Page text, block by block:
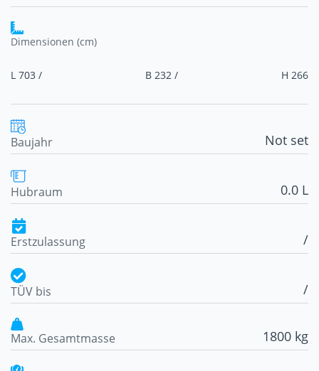
Dimensionen (cm)
L 703 / B 232 / H 266
Baujahr Not set
Hubraum 0.0 L
Erstzulassung /
TÜV bis /
Max. Gesamtmasse 1800 kg